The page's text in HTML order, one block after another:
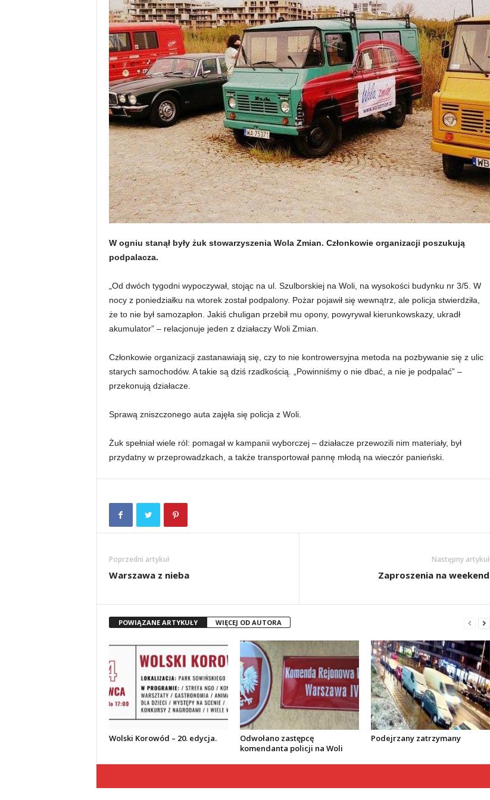
W ogniu stanął były żuk stowarzyszenia Wola Zmian. Członkowie organizacji poszukują
podpalacza.
„Od dwóch tygodni wypoczywał, stojąc na ul. Szulborskiej na Woli, na wysokości budynku nr 3/5. W
nocy z poniedziałku na wtorek został podpalony. Pożar pojawił się wewnątrz, ale policja stwierdziła,
że to nie był samozapłon. Jakiś chuligan przebił mu opony, powyrywał kierunkowskazy, ukradł
akumulator” – relacjonuje jeden z działaczy Woli Zmian.
Członkowie organizacji zastanawiają się, czy to nie kontrowersyjna metoda na pozbywanie się z ulic
starych samochodów. A takie są dziś rzadkością. „Powinniśmy o nie dbać, a nie je podpalać” –
przekonują działacze.
Sprawą zniszczonego auta zajęła się policja z Woli.
Żuk spełniał wiele ról: pomagał w kampanii wyborczej – działacze przewozili nim materiały, był
przydatny w przeprowadzkach, a także transportował pannę młodą na wieczór panieński.
Poprzedni artykuł
Warszawa z nieba
Następny artykuł
Zaproszenia na weekend
POWIĄZANE ARTYKUŁY WIĘCEJ OD AUTORA
Wolski Korowód – 20. edycja.
Odwołano zastępcę
komendanta policji na Woli
Podejrzany zatrzymany